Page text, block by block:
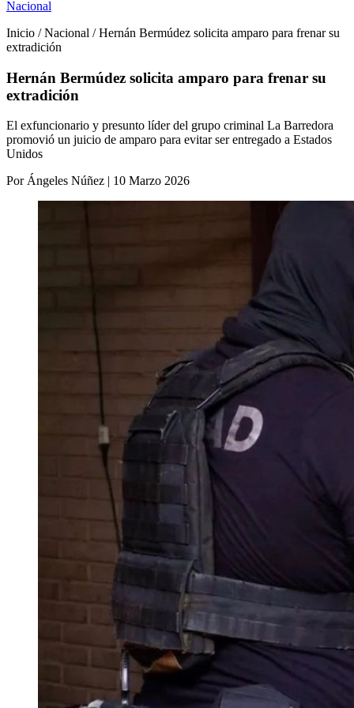
Nacional
Inicio / Nacional / Hernán Bermúdez solicita amparo para frenar su
extradición
Hernán Bermúdez solicita amparo para frenar su
extradición
El exfuncionario y presunto líder del grupo criminal La Barredora
promovió un juicio de amparo para evitar ser entregado a Estados
Unidos
Por Ángeles Núñez | 10 Marzo 2026